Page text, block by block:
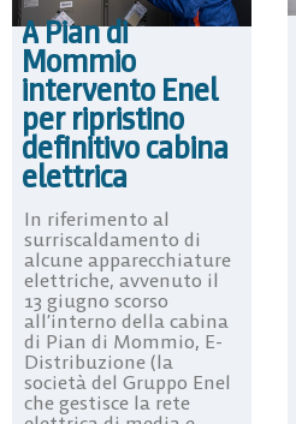
A Pian di
Mommio
intervento Enel
per ripristino
definitivo cabina
elettrica
In riferimento al
surriscaldamento di
alcune apparecchiature
elettriche, avvenuto il
13 giugno scorso
all’interno della cabina
di Pian di Mommio, E-
Distribuzione (la
società del Gruppo Enel
che gestisce la rete